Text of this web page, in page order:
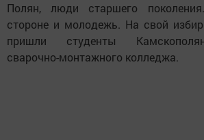
Полян, люди старшего
стороне и молодежь. На свой
пришли студенты
сварочно-монтажного колледжа.